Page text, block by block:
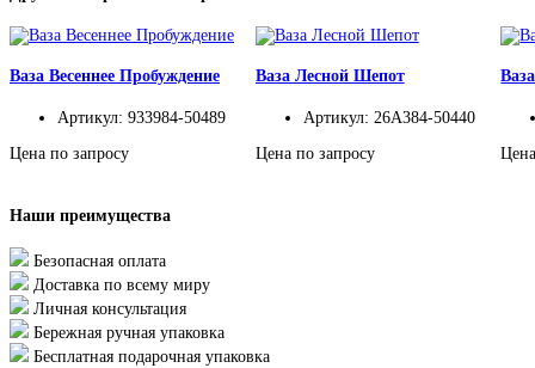
Ваза Весеннее Пробуждение
Артикул: 933984-50489
Цена по запросу
Ваза Лесной Шепот
Артикул: 26A384-50440
Цена по запросу
Наши преимущества
Безопасная оплата
Доставка по всему миру
Личная консультация
Бережная ручная упаковка
Бесплатная подарочная упаковка